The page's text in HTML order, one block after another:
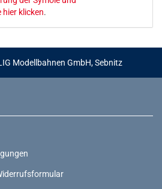
klicken.
Modellbahnen GmbH, Sebnitz